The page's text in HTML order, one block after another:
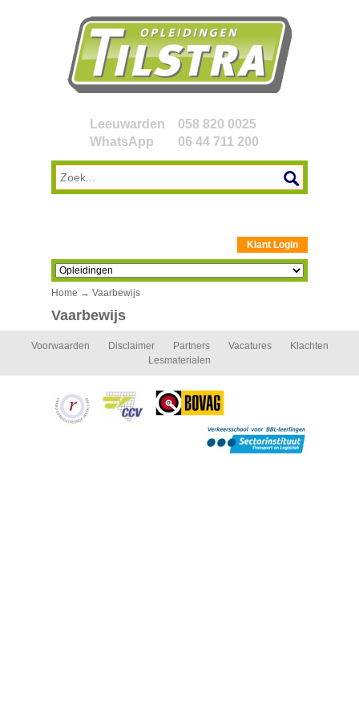
Leeuwarden
058 820 0025
WhatsApp
06 44 711 200
Klant Login
Home → Vaarbewijs
Vaarbewijs
Voorwaarden Disclaimer Partners Vacatures
Klachten
Lesmaterialen